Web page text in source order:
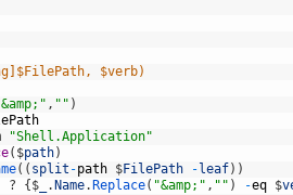
$verb)
, "" )
"Shell.Application"
( $path)
( ( split -path $FilePath - leaf) )
? { $_ . Name. Replace( "&amp;" , "" ) -eq $